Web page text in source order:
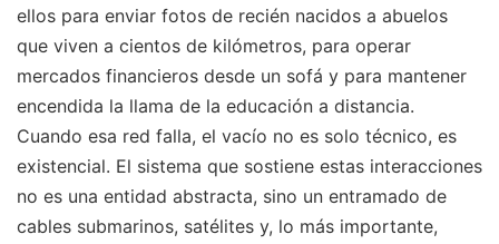
ellos para enviar fotos de recién nacidos a abuelos
que viven a cientos de kilómetros, para operar
mercados financieros desde un sofá y para mantener
encendida la llama de la educación a distancia.
Cuando esa red falla, el vacío no es solo técnico, es
existencial. El sistema que sostiene estas interacciones
no es una entidad abstracta, sino un entramado de
cables submarinos, satélites y, lo más importante,